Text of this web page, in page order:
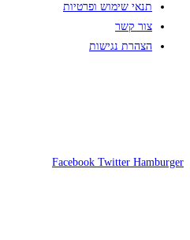
תנאי שימוש ופרטיות
צור קשר
הצהרת נגישות
Facebook Twitter Hamburger